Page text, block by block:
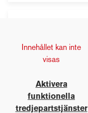
Innehållet kan inte
visas
Aktivera
funktionella
tredjepartstjänster